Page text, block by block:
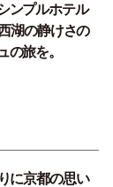
ンプルホテル
湖の静けさの
の旅を。
に京都の思い